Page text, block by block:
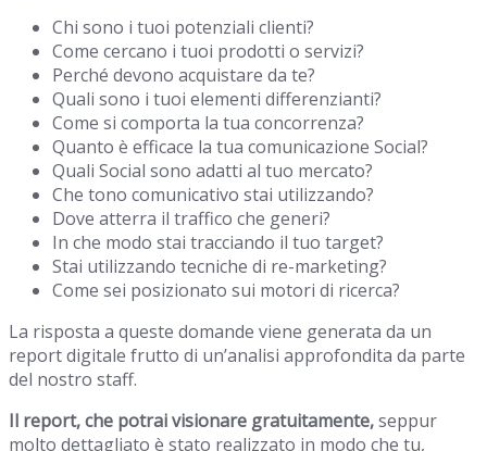
Chi sono i tuoi potenziali clienti?
Come cercano i tuoi prodotti o servizi?
Perché devono acquistare da te?
Quali sono i tuoi elementi differenzianti?
Come si comporta la tua concorrenza?
Quanto è efficace la tua comunicazione Social?
Quali Social sono adatti al tuo mercato?
Che tono comunicativo stai utilizzando?
Dove atterra il traffico che generi?
In che modo stai tracciando il tuo target?
Stai utilizzando tecniche di re-marketing?
Come sei posizionato sui motori di ricerca?
La risposta a queste domande viene generata da un
report digitale frutto di un’analisi approfondita da parte
del nostro staff.
Il report, che potrai visionare gratuitamente,seppur
molto dettagliato è stato realizzato in modo che tu,